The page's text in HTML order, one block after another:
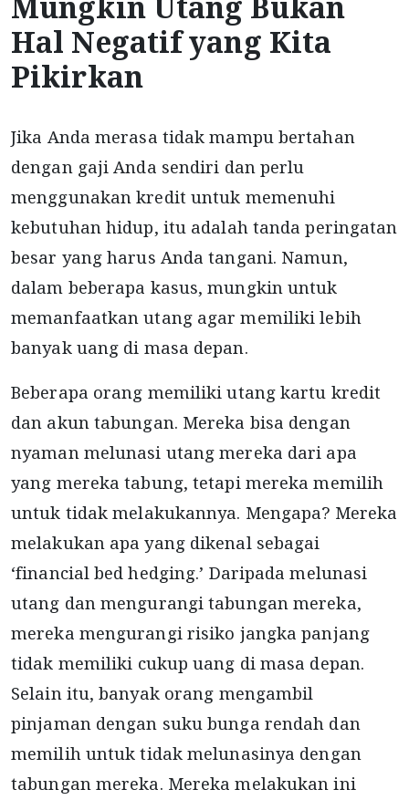
Hal Negatif yang Kita
Pikirkan
Jika Anda merasa tidak mampu bertahan
dengan gaji Anda sendiri dan perlu
menggunakan kredit untuk memenuhi
kebutuhan hidup, itu adalah tanda peringatan
besar yang harus Anda tangani. Namun,
dalam beberapa kasus, mungkin untuk
memanfaatkan utang agar memiliki lebih
banyak uang di masa depan.
Beberapa orang memiliki utang kartu kredit
dan akun tabungan. Mereka bisa dengan
nyaman melunasi utang mereka dari apa
yang mereka tabung, tetapi mereka memilih
untuk tidak melakukannya. Mengapa? Mereka
melakukan apa yang dikenal sebagai
‘financial bed hedging.’ Daripada melunasi
utang dan mengurangi tabungan mereka,
mereka mengurangi risiko jangka panjang
tidak memiliki cukup uang di masa depan.
Selain itu, banyak orang mengambil
pinjaman dengan suku bunga rendah dan
memilih untuk tidak melunasinya dengan
tabungan mereka. Mereka melakukan ini